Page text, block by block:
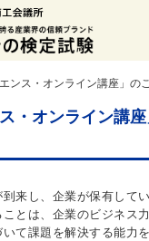
ンス・オンライン講座」の
・オンライン講
来し、企業が保有して
とは、企業のビジネス
て課題を解決する能力